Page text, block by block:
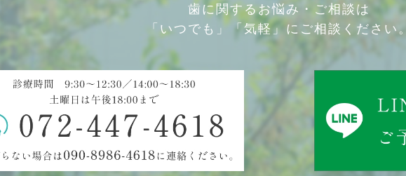
歯に関するお悩み・ご相談は
「いつでも」「気軽」にご相談ください。